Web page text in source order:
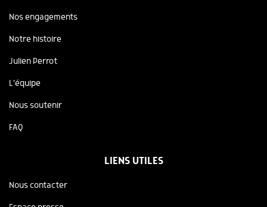
Nos engagements
Notre histoire
Julien Perrot
L'équipe
Nous soutenir
FAQ
LIENS UTILES
Nous contacter